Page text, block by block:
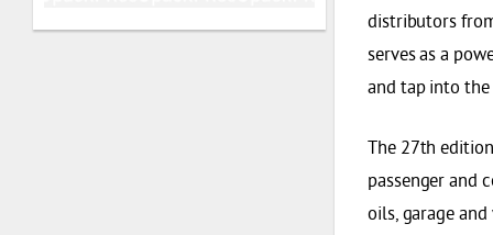
distributors
serves as a
and tap into
The 27th
passenger and
oils, garage